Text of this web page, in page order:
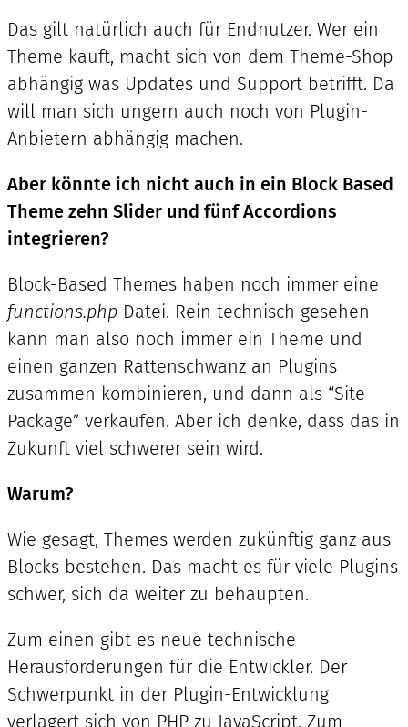
Das gilt natürlich auch für Endnutzer. Wer ein
Theme kauft, macht sich von dem Theme-Shop
abhängig was Updates und Support betrifft. Da
will man sich ungern auch noch von Plugin-
Anbietern abhängig machen.
Aber könnte ich nicht auch in ein Block Based
Theme zehn Slider und fünf Accordions
integrieren?
Block-Based Themes haben noch immer eine
functions.php Datei. Rein technisch gesehen
kann man also noch immer ein Theme und
einen ganzen Rattenschwanz an Plugins
zusammen kombinieren, und dann als “Site
Package” verkaufen. Aber ich denke, dass das in
Zukunft viel schwerer sein wird.
Warum?
Wie gesagt, Themes werden zukünftig ganz aus
Blocks bestehen. Das macht es für viele Plugins
schwer, sich da weiter zu behaupten.
Zum einen gibt es neue technische
Herausforderungen für die Entwickler. Der
Schwerpunkt in der Plugin-Entwicklung
verlagert sich von PHP zu JavaScript. Zum